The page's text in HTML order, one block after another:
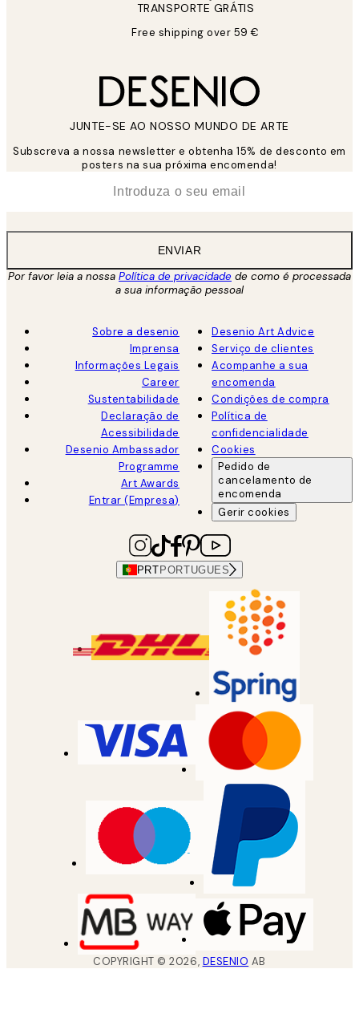
TRANSPORTE GRÁTIS
Free shipping over 59 €
JUNTE-SE AO NOSSO MUNDO DE ARTE
Subscreva a nossa newsletter e obtenha 15% de desconto em
posters na sua próxima encomenda!
ENVIAR
Por favor leia a nossa Política de privacidade de como é processada
a sua informação pessoal
Sobre a desenio
Imprensa
Informações Legais
Career
Sustentabilidade
Declaração de
Acessibilidade
Desenio Ambassador
Programme
Art Awards
Entrar (Empresa)
Desenio Art Advice
Serviço de clientes
Acompanhe a sua
encomenda
Condições de compra
Política de
confidencialidade
Cookies
Pedido de
cancelamento de
encomenda
Gerir cookies
PRT PORTUGUES
COPYRIGHT ©2026, DESENIO AB